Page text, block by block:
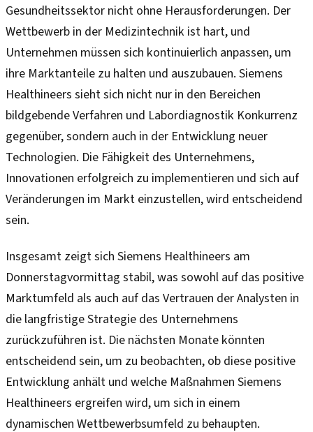
Gesundheitssektor nicht ohne Herausforderungen. Der
Wettbewerb in der Medizintechnik ist hart, und
Unternehmen müssen sich kontinuierlich anpassen, um
ihre Marktanteile zu halten und auszubauen. Siemens
Healthineers sieht sich nicht nur in den Bereichen
bildgebende Verfahren und Labordiagnostik Konkurrenz
gegenüber, sondern auch in der Entwicklung neuer
Technologien. Die Fähigkeit des Unternehmens,
Innovationen erfolgreich zu implementieren und sich auf
Veränderungen im Markt einzustellen, wird entscheidend
sein.
Insgesamt zeigt sich Siemens Healthineers am
Donnerstagvormittag stabil, was sowohl auf das positive
Marktumfeld als auch auf das Vertrauen der Analysten in
die langfristige Strategie des Unternehmens
zurückzuführen ist. Die nächsten Monate könnten
entscheidend sein, um zu beobachten, ob diese positive
Entwicklung anhält und welche Maßnahmen Siemens
Healthineers ergreifen wird, um sich in einem
dynamischen Wettbewerbsumfeld zu behaupten.